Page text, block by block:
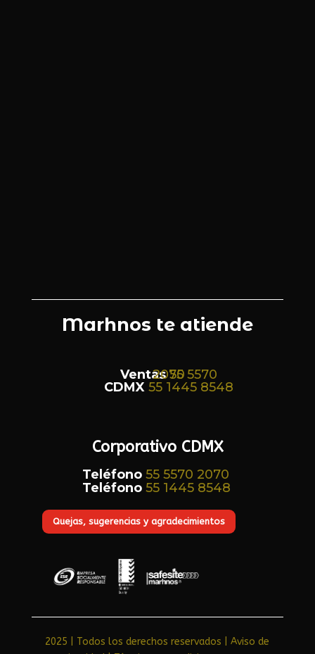
Marhnos te atiende
Ventas55 5570 2070
CDMX 55 1445 8548
Corporativo CDMX
Teléfono 55 5570 2070
Teléfono 55 1445 8548
Quejas, sugerencias y agradecimientos
2025 | Todos los derechos reservados | Aviso de